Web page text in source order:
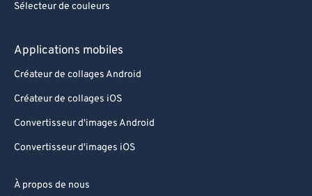
Sélecteur de couleurs
Applications mobiles
Créateur de collages Android
Créateur de collages iOS
Convertisseur d'images Android
Convertisseur d'images iOS
À propos de nous